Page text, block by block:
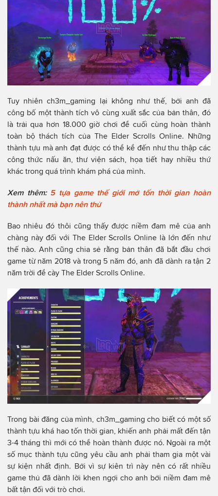
Tuy nhiên ch3m_gaming lại không như thế, bởi anh đã
công bố một thành tích vô cùng xuất sắc của bản thân, đó
là trải qua hơn 18.000 giờ chơi để cuối cùng hoàn thành
toàn bộ thách tích của The Elder Scrolls Online. Những
thành tựu mà anh đạt được có thể kể đến như thu thập các
công thức nấu ăn, thư viện sách, họa tiết hay nhiều thứ
khác trong quá trình khám phá của mình.
Xem thêm: 5 tựa game thế giới mở tốn thời gian hoàn
thành nhất mà bạn nên thử
Bao nhiêu đó thôi cũng thấy được niềm đam mê của anh
chàng này đối với The Elder Scrolls Online là lớn đến như
thế nào. Anh cũng chia sẻ rằng bản thân đã bắt đầu chơi
game từ năm 2018 và trong 5 năm đó, anh đã dành ra tận 2
năm trời để cày The Elder Scrolls Online.
Trong bài đăng của mình, ch3m_gaming cho biết có một số
thành tựu khá hao tốn thời gian, khiến anh phải mất đến tận
3-4 tháng thì mới có thể hoàn thành được nó. Ngoài ra một
số mục thành tựu cũng yêu cầu anh phải tham gia một vài
sự kiện nhất định. Bởi vì sự kiên trì này nên có rất nhiều
game thủ đã dành lời khen ngợi cho anh bởi niềm đam mê
bất tận đối với trò chơi.